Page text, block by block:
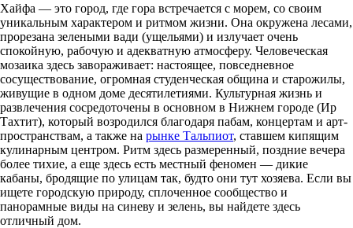
Хайфа — это город, где гора встречается с морем, со своим
уникальным характером и ритмом жизни. Она окружена лесами,
прорезана зелеными вади (ущельями) и излучает очень
спокойную, рабочую и адекватную атмосферу. Человеческая
мозаика здесь завораживает: настоящее, повседневное
сосуществование, огромная студенческая община и старожилы,
живущие в одном доме десятилетиями. Культурная жизнь и
развлечения сосредоточены в основном в Нижнем городе (Ир
Тахтит), который возродился благодаря пабам, концертам и арт-
пространствам, а также на рынке Тальпиот, ставшем кипящим
кулинарным центром. Ритм здесь размеренный, поздние вечера
более тихие, а еще здесь есть местный феномен — дикие
кабаны, бродящие по улицам так, будто они тут хозяева. Если вы
ищете городскую природу, сплоченное сообщество и
панорамные виды на синеву и зелень, вы найдете здесь
отличный дом.